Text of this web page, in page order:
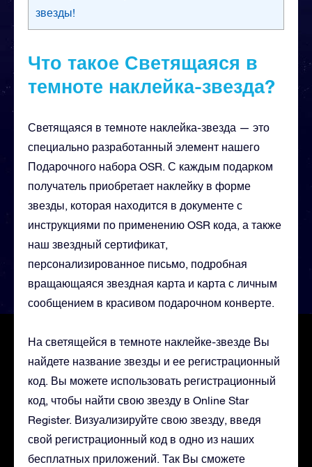
звезды!
Что такое Светящаяся в
темноте наклейка-звезда?
Светящаяся в темноте наклейка-звезда — это
специально разработанный элемент нашего
Подарочного набора OSR. С каждым подарком
получатель приобретает наклейку в форме
звезды, которая находится в документе с
инструкциями по применению OSR кода, а также
наш звездный сертификат,
персонализированное письмо, подробная
вращающаяся звездная карта и карта с личным
сообщением в красивом подарочном конверте.
На светящейся в темноте наклейке-звезде Вы
найдете название звезды и ее регистрационный
код. Вы можете использовать регистрационный
код, чтобы найти свою звезду в Online Star
Register. Визуализируйте свою звезду, введя
свой регистрационный код в одно из наших
бесплатных приложений. Так Вы сможете